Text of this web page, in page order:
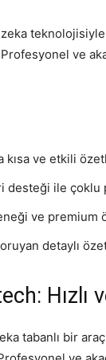
teknolojisiyle
Profesyonel ve
kısa ve etkili
desteği ile
ve premium
detaylı
Hızlı
tabanlı bir